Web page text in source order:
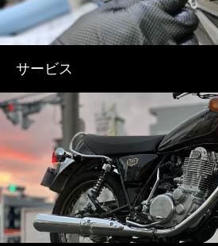
サービス